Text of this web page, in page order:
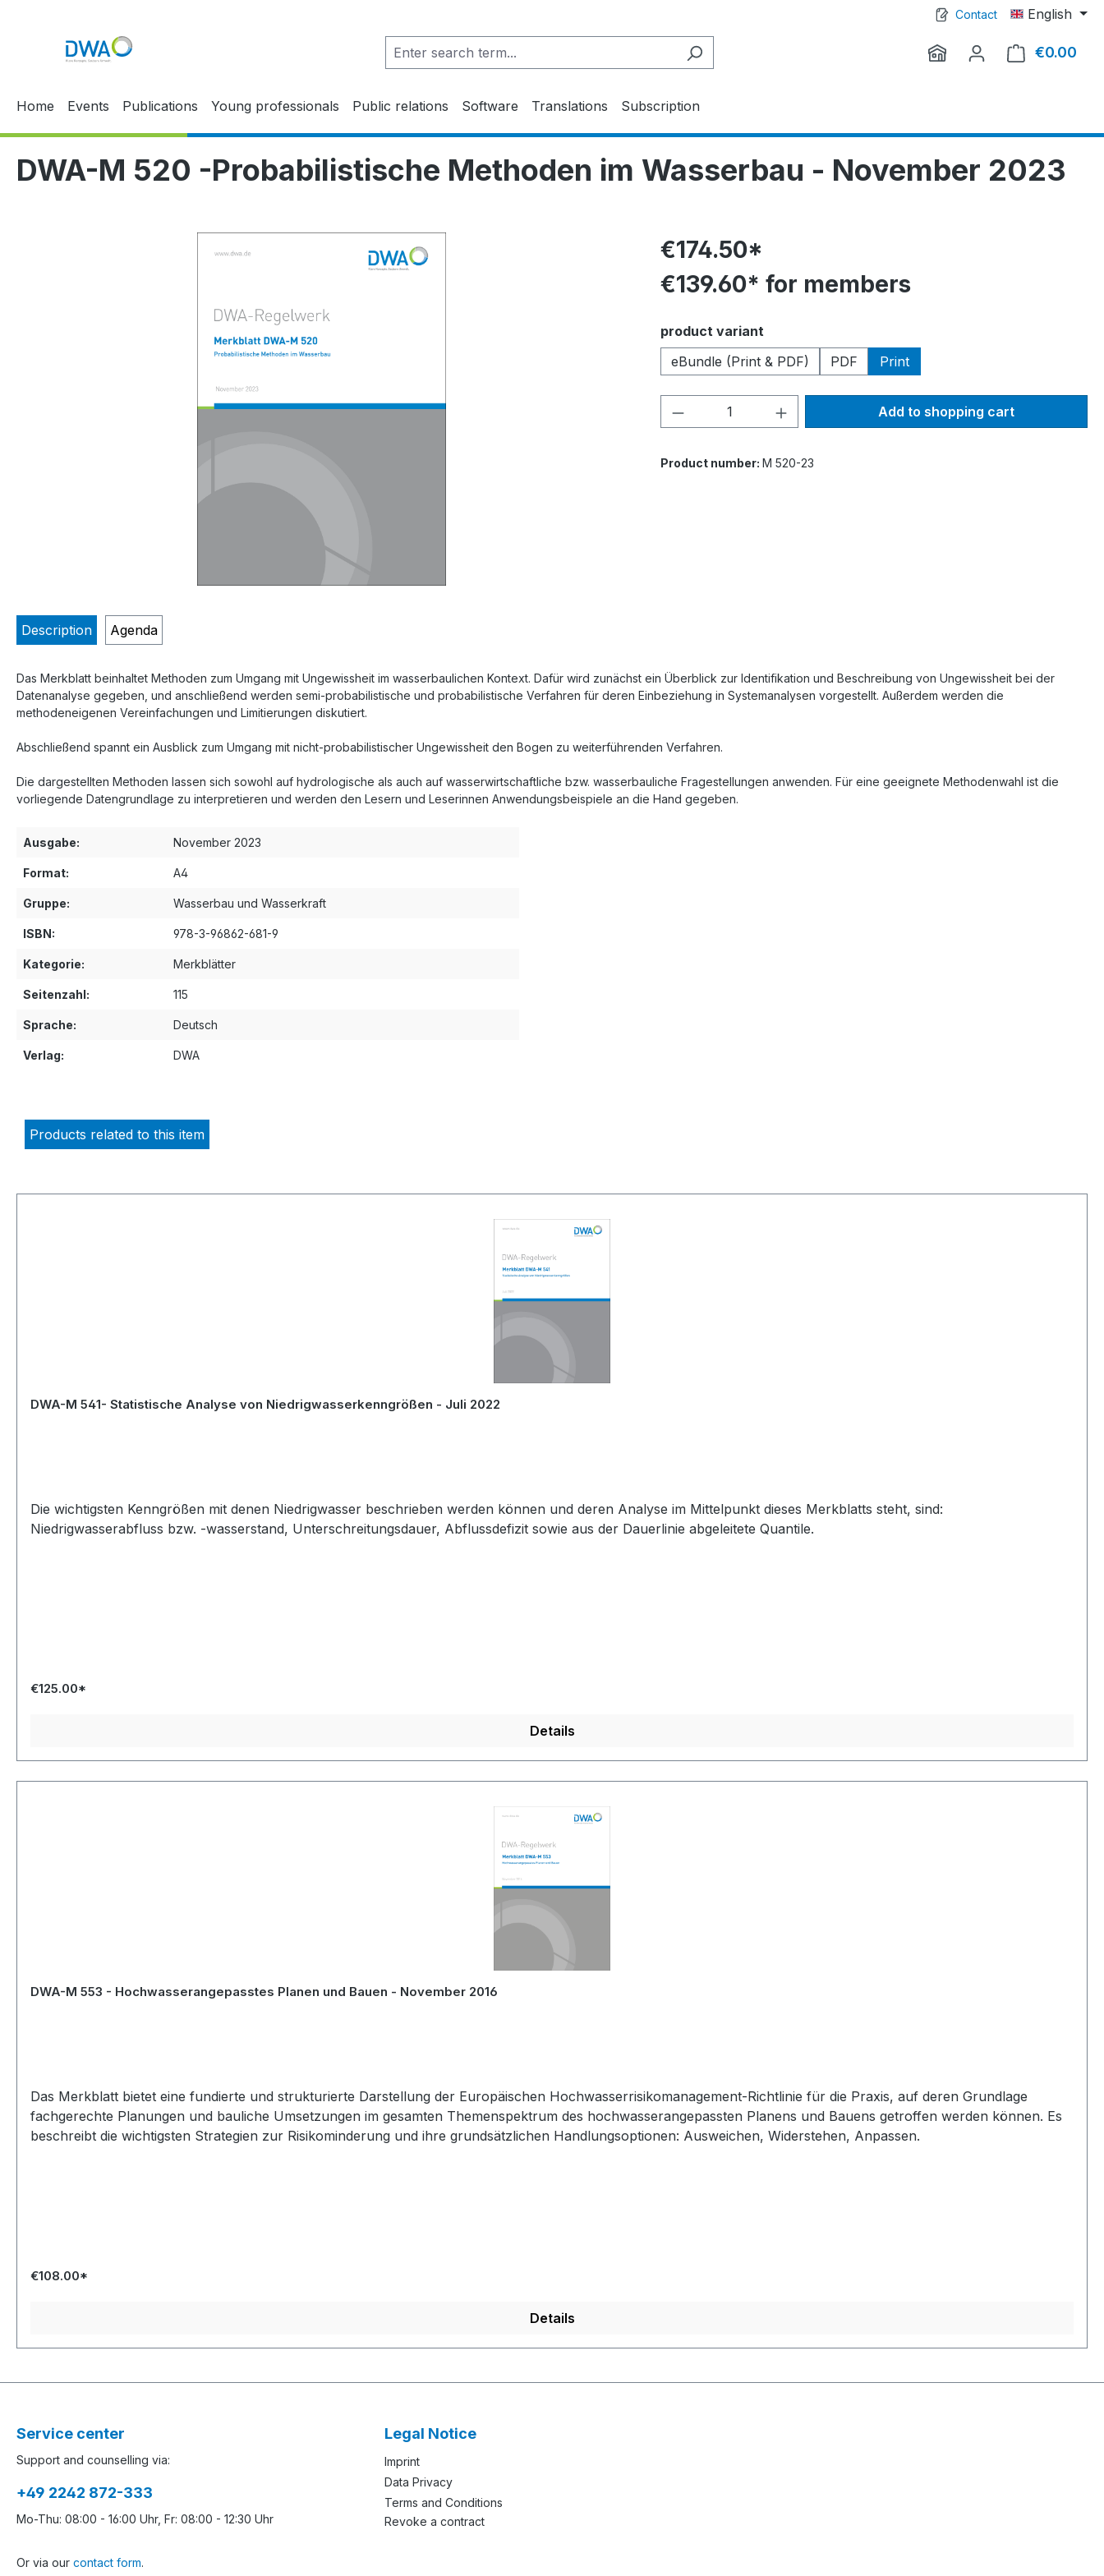
Contact English
€0.00
Home Events Publications Young professionals Public relations Software Translations Subscription
DWA-M 520 -Probabilistische Methoden im Wasserbau - November 2023
€174.50*
€139.60* for members
Select
product variant
eBundle (Print & PDF)
PDF Print
Product Quantity: Enter the desired amount
Add to shopping cart
Product number: M 520-23
Description Agenda
Das Merkblatt beinhaltet Methoden zum Umgang mit Ungewissheit im wasserbaulichen Kontext. Dafür wird zunächst ein Überblick zur Identifikation und Beschreibung von Ungewissheit bei der
Datenanalyse gegeben, und anschließend werden semi-probabilistische und probabilistische Verfahren für deren Einbeziehung in Systemanalysen vorgestellt. Außerdem werden die
methodeneigenen Vereinfachungen und Limitierungen diskutiert.
Abschließend spannt ein Ausblick zum Umgang mit nicht-probabilistischer Ungewissheit den Bogen zu weiterführenden Verfahren.
Die dargestellten Methoden lassen sich sowohl auf hydrologische als auch auf wasserwirtschaftliche bzw. wasserbauliche Fragestellungen anwenden. Für eine geeignete Methodenwahl ist die
vorliegende Datengrundlage zu interpretieren und werden den Lesern und Leserinnen Anwendungsbeispiele an die Hand gegeben.
Ausgabe: November 2023
Format: A4
Gruppe: Wasserbau und Wasserkraft
ISBN: 978-3-96862-681-9
Kategorie: Merkblätter
Seitenzahl: 115
Sprache: Deutsch
Verlag: DWA
Products related to this item
DWA-M 541- Statistische Analyse von Niedrigwasserkenngrößen - Juli 2022
Die wichtigsten Kenngrößen mit denen Niedrigwasser beschrieben werden können und deren Analyse im Mittelpunkt dieses Merkblatts steht, sind:
Niedrigwasserabfluss bzw. -wasserstand, Unterschreitungsdauer, Abflussdefizit sowie aus der Dauerlinie abgeleitete Quantile.
€125.00*
Details
DWA-M 553 - Hochwasserangepasstes Planen und Bauen - November 2016
Das Merkblatt bietet eine fundierte und strukturierte Darstellung der Europäischen Hochwasserrisikomanagement-Richtlinie für die Praxis, auf deren Grundlage
fachgerechte Planungen und bauliche Umsetzungen im gesamten Themenspektrum des hochwasserangepassten Planens und Bauens getroffen werden können. Es
beschreibt die wichtigsten Strategien zur Risikominderung und ihre grundsätzlichen Handlungsoptionen: Ausweichen, Widerstehen, Anpassen.
€108.00*
Details
Service center
Support and counselling via:
+49 2242 872-333
Mo-Thu: 08:00 - 16:00 Uhr, Fr: 08:00 - 12:30 Uhr
Or via our contact form.
Legal Notice
Imprint
Data Privacy
Terms and Conditions
Revoke a contract